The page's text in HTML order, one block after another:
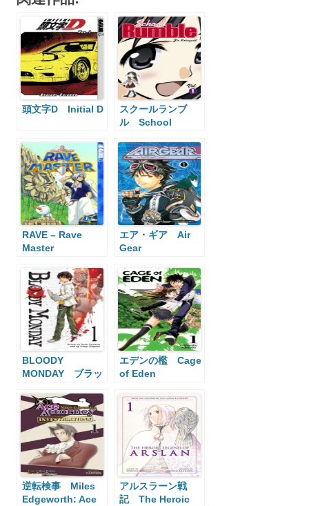
頭文字D Initial D
スクールランブ
ル School
RAVE – Rave
Master
エア・ギア Air
Gear
BLOODY
MONDAY ブラッ
エデンの檻 Cage
of Eden
逆転検事 Miles
Edgeworth: Ace
アルスラーン戦
記 The Heroic